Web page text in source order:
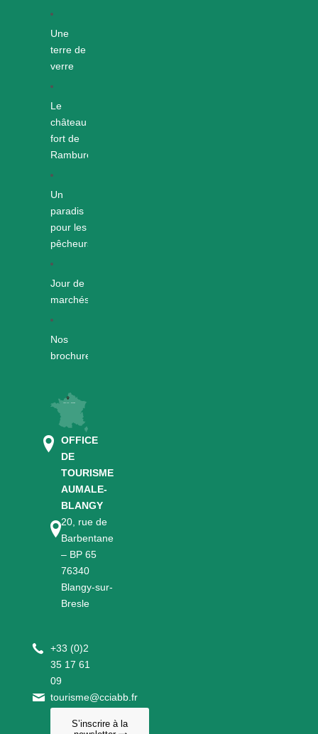
Une
terre de
verre
Le
château
fort de
Rambures
Un
paradis
pour les
pêcheurs
Jour de
marchés
Nos
brochures
OFFICE
DE
TOURISME
AUMALE-
BLANGY
20, rue de
Barbentane
– BP 65
76340
Blangy-sur-
Bresle
+33 (0)2
35 17 61
09
tourisme@cciabb.fr
S’inscrire à la